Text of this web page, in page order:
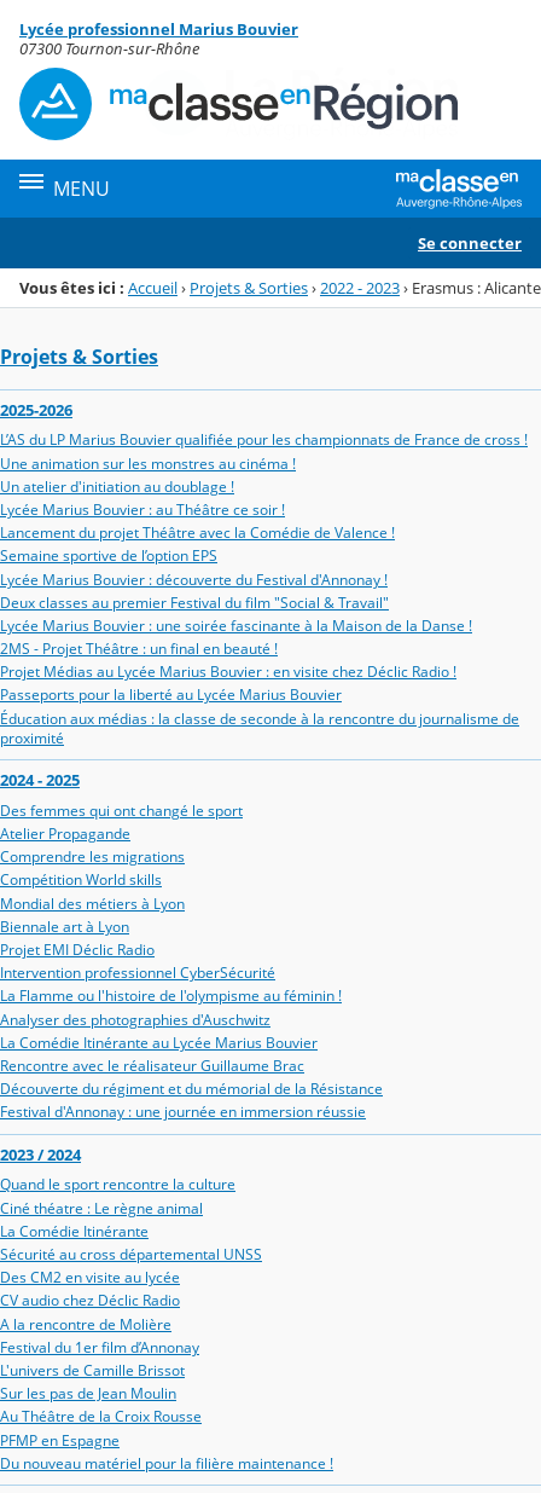
Menu de la rubrique
Contenu
Lycée professionnel Marius Bouvier
07300 Tournon-sur-Rhône
MENU
Se connecter
Vous êtes ici : Accueil› Projets & Sorties› 2022 - 2023› Erasmus : Alicante
Projets & Sorties
2025-2026
L’AS du LP Marius Bouvier qualifiée pour les championnats de France de cross !
Une animation sur les monstres au cinéma !
Un atelier d'initiation au doublage !
Lycée Marius Bouvier : au Théâtre ce soir !
Lancement du projet Théâtre avec la Comédie de Valence !
Semaine sportive de l’option EPS
Lycée Marius Bouvier : découverte du Festival d'Annonay !
Deux classes au premier Festival du film "Social & Travail"
Lycée Marius Bouvier : une soirée fascinante à la Maison de la Danse !
2MS - Projet Théâtre : un final en beauté !
Projet Médias au Lycée Marius Bouvier : en visite chez Déclic Radio !
Passeports pour la liberté au Lycée Marius Bouvier
Éducation aux médias : la classe de seconde à la rencontre du journalisme de
proximité
2024 - 2025
Des femmes qui ont changé le sport
Atelier Propagande
Comprendre les migrations
Compétition World skills
Mondial des métiers à Lyon
Biennale art à Lyon
Projet EMI Déclic Radio
Intervention professionnel CyberSécurité
La Flamme ou l'histoire de l'olympisme au féminin !
Analyser des photographies d'Auschwitz
La Comédie Itinérante au Lycée Marius Bouvier
Rencontre avec le réalisateur Guillaume Brac
Découverte du régiment et du mémorial de la Résistance
Festival d'Annonay : une journée en immersion réussie
2023 / 2024
Quand le sport rencontre la culture
Ciné théatre : Le règne animal
La Comédie Itinérante
Sécurité au cross départemental UNSS
Des CM2 en visite au lycée
CV audio chez Déclic Radio
A la rencontre de Molière
Festival du 1er film d’Annonay
L'univers de Camille Brissot
Sur les pas de Jean Moulin
Au Théâtre de la Croix Rousse
PFMP en Espagne
Du nouveau matériel pour la filière maintenance !